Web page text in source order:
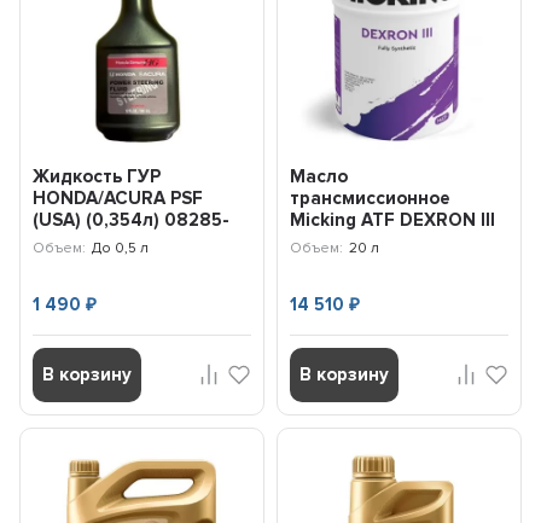
Жидкость ГУР
HONDA/ACURA PSF
(USA) (0,354л) 08285-
P99-0CZA3
Объем: До 0,5 л
1 490₽
В корзину
Масло
трансмиссионное
Micking ATF DEXRON III
(20л) M4118
Объем: 20 л
14 510 ₽
В корзину